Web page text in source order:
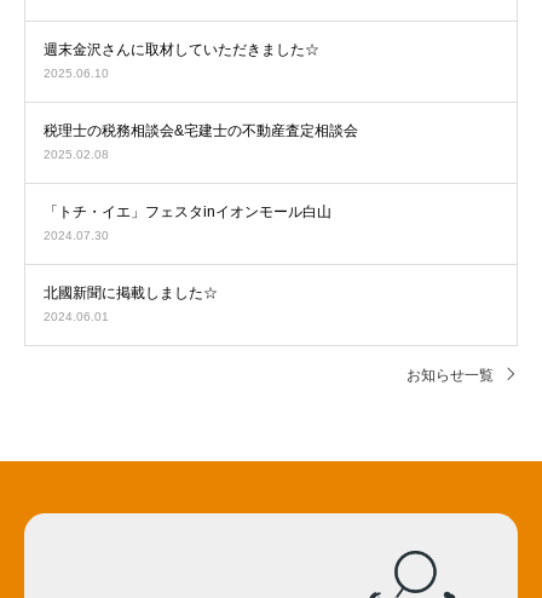
週末金沢さんに取材していただきました☆
2025.06.10
税理士の税務相談会&宅建士の不動産査定相談会
2025.02.08
「トチ・イエ」フェスタinイオンモール白山
2024.07.30
北國新聞に掲載しました☆
2024.06.01
お知らせ一覧